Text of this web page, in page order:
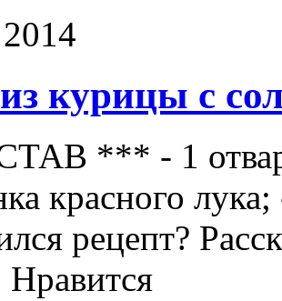
курицы с
*** - 1
красного
рецепт?